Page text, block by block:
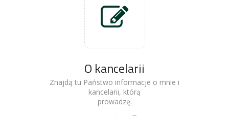
O kancelarii
Znajdą tu Państwo informacje o mnie i
kancelarii, którą
prowadzę.